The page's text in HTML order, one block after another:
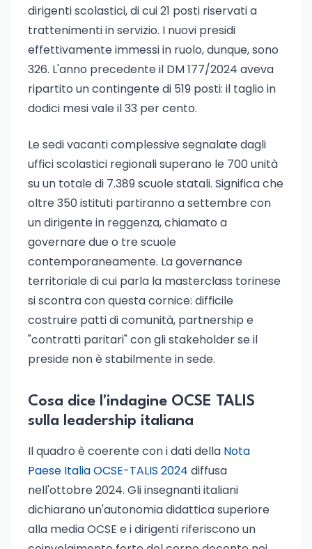
dirigenti scolastici, di cui 21 posti riservati a
trattenimenti in servizio. I nuovi presidi
effettivamente immessi in ruolo, dunque, sono
326. L'anno precedente il DM 177/2024 aveva
ripartito un contingente di 519 posti: il taglio in
dodici mesi vale il 33 per cento.
Le sedi vacanti complessive segnalate dagli
uffici scolastici regionali superano le 700 unità
su un totale di 7.389 scuole statali. Significa che
oltre 350 istituti partiranno a settembre con
un dirigente in reggenza, chiamato a
governare due o tre scuole
contemporaneamente. La governance
territoriale di cui parla la masterclass torinese
si scontra con questa cornice: difficile
costruire patti di comunità, partnership e
"contratti paritari" con gli stakeholder se il
preside non è stabilmente in sede.
Cosa dice l'indagine OCSE TALIS
sulla leadership italiana
Il quadro è coerente con i dati della Nota
Paese Italia OCSE-TALIS 2024 diffusa
nell'ottobre 2024. Gli insegnanti italiani
dichiarano un'autonomia didattica superiore
alla media OCSE e i dirigenti riferiscono un